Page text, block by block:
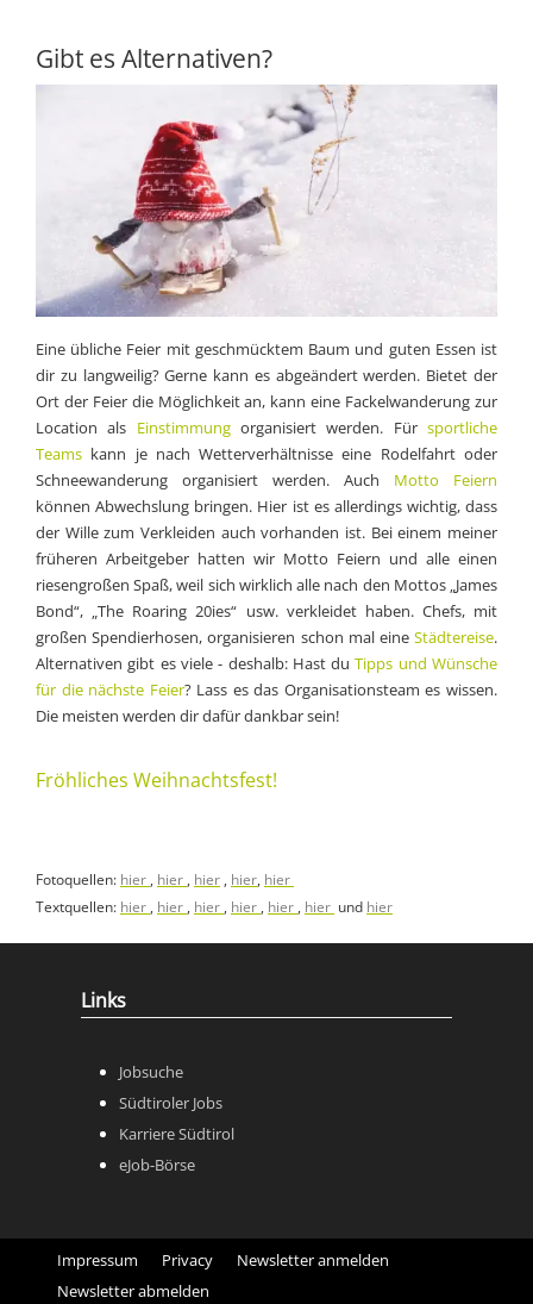
Gibt es Alternativen?
Eine übliche Feier mit geschmücktem Baum und guten Essen ist
dir zu langweilig? Gerne kann es abgeändert werden. Bietet der
Ort der Feier die Möglichkeit an, kann eine Fackelwanderung zur
Location als Einstimmungorganisiert werden. Fürsportliche
Teams kann je nach Wetterverhältnisse eine Rodelfahrt oder
Schneewanderung organisiert werden. Auch Motto Feiern
können Abwechslung bringen. Hier ist es allerdings wichtig, dass
der Wille zum Verkleiden auch vorhanden ist. Bei einem meiner
früheren Arbeitgeber hatten wir Motto Feiern und alle einen
riesengroßen Spaß, weil sich wirklich alle nach den Mottos „James
Bond“, „The Roaring 20ies“ usw. verkleidet haben. Chefs, mit
großen Spendierhosen, organisieren schon mal eine Städtereise.
Alternativen gibt es viele - deshalb: Hast duTipps und Wünsche
für die nächste Feier? Lass es das Organisationsteam es wissen.
Die meisten werden dir dafür dankbar sein!
Fröhliches Weihnachtsfest!
Fotoquellen: hier , hier , hier , hier, hier
Textquellen: hier , hier , hier , hier , hier , hier und hier
Links
Jobsuche
Südtiroler Jobs
Karriere Südtirol
eJob-Börse
Impressum Privacy
Newsletter anmelden
Newsletter abmelden